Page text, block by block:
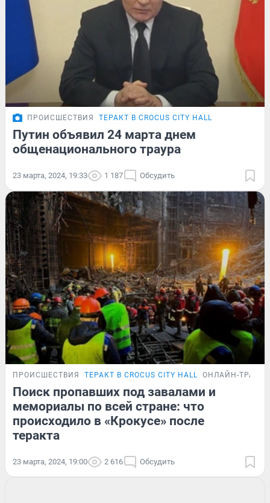
ПРОИСШЕСТВИЯ ТЕРАКТ В CROCUS CITY HALL
Путин объявил 24 марта днем
общенационального траура
23 марта, 2024, 19:33 1 187 Обсудить
ПРОИСШЕСТВИЯ ТЕРАКТ В CROCUS CITY HALL ОНЛАЙН-
Поиск пропавших под завалами и
мемориалы по всей стране: что
происходило в «Крокусе» после
теракта
23 марта, 2024, 19:00 2 616 Обсудить